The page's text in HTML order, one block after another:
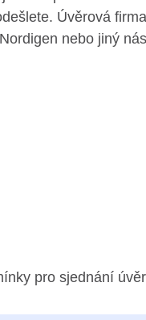
Úvěrová
nebo jiný
pro sjednání